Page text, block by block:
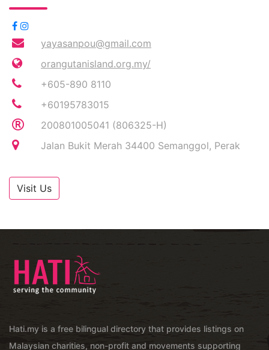
yayasanpou@gmail.com
orangutanisland.org.my/
+605-890 8110
+60195783015
200801005041 (806325-H)
Jalan Bukit Merah 34400 Semanggol, Perak
Visit Us
Hati.my is a free bilingual directory that provides listings on
Malaysian charities, non-profit and movements supporting